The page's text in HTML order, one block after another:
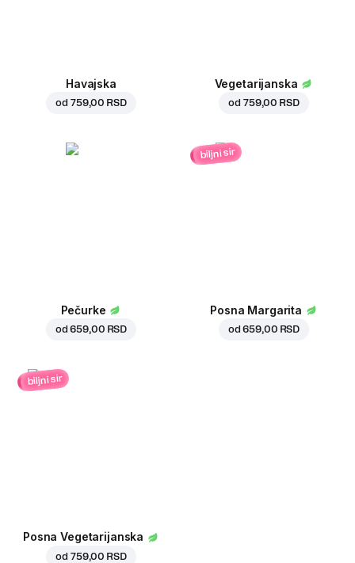
Havajska
od 759,00 RSD
Vegetarijanska
od 759,00 RSD
Pečurke
od659,00 RSD
biljni sir
Posna Margarita
od659,00 RSD
biljni sir
Posna Vegetarijanska
od 759,00 RSD